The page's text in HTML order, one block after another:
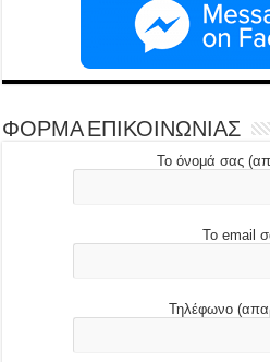
ΦΟΡΜΑ ΕΠΙΚΟΙΝΩΝΙΑΣ
Το όνομά σας
Το email
Τηλέφωνο